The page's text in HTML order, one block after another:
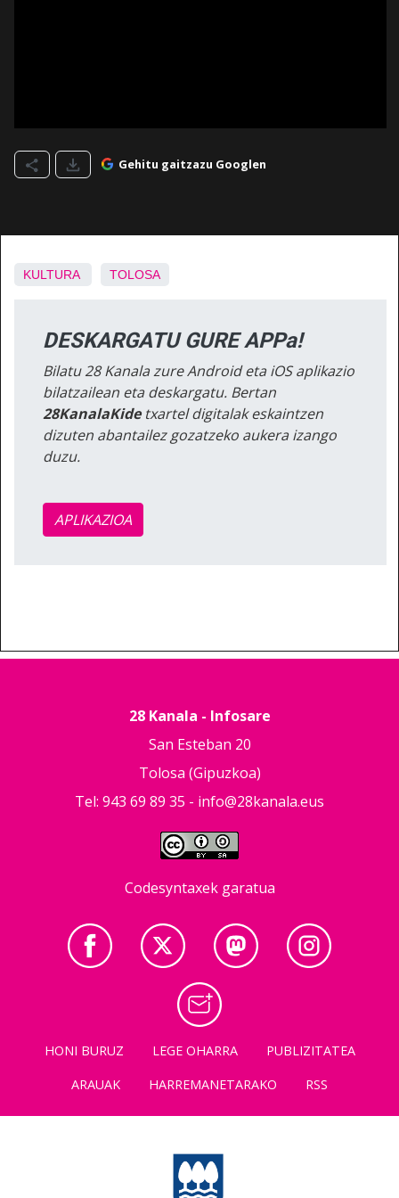
Gehitu gaitzazu Googlen
KULTURA TOLOSA
DESKARGATU GURE APPa!
Bilatu 28 Kanala zure Android eta iOS aplikazio
bilatzailean eta deskargatu. Bertan
28KanalaKidetxartel digitalak eskaintzen
dizuten abantailez gozatzeko aukera izango
duzu.
APLIKAZIOA
28 Kanala - Infosare
San Esteban 20
Tolosa (Gipuzkoa)
Tel: 943 69 89 35 - info@28kanala.eus
Codesyntaxek garatua
HONI BURUZ LEGE OHARRA
PUBLIZITATEA
ARAUAK
HARREMANETARAKO RSS